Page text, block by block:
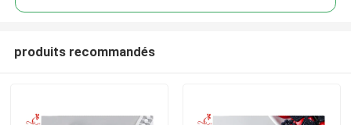
produits recommandés